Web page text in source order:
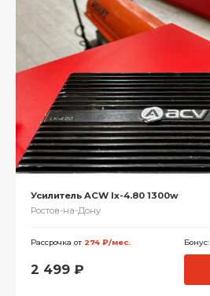
Усилитель ACW lx-4.80 1300w
Ростов-на-Дону
Рассрочка от 274 ₽/мес. Бонус:
2 499 ₽